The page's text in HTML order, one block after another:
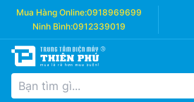
Mua Hàng Online:0918969699
Ninh Bình:0912339019